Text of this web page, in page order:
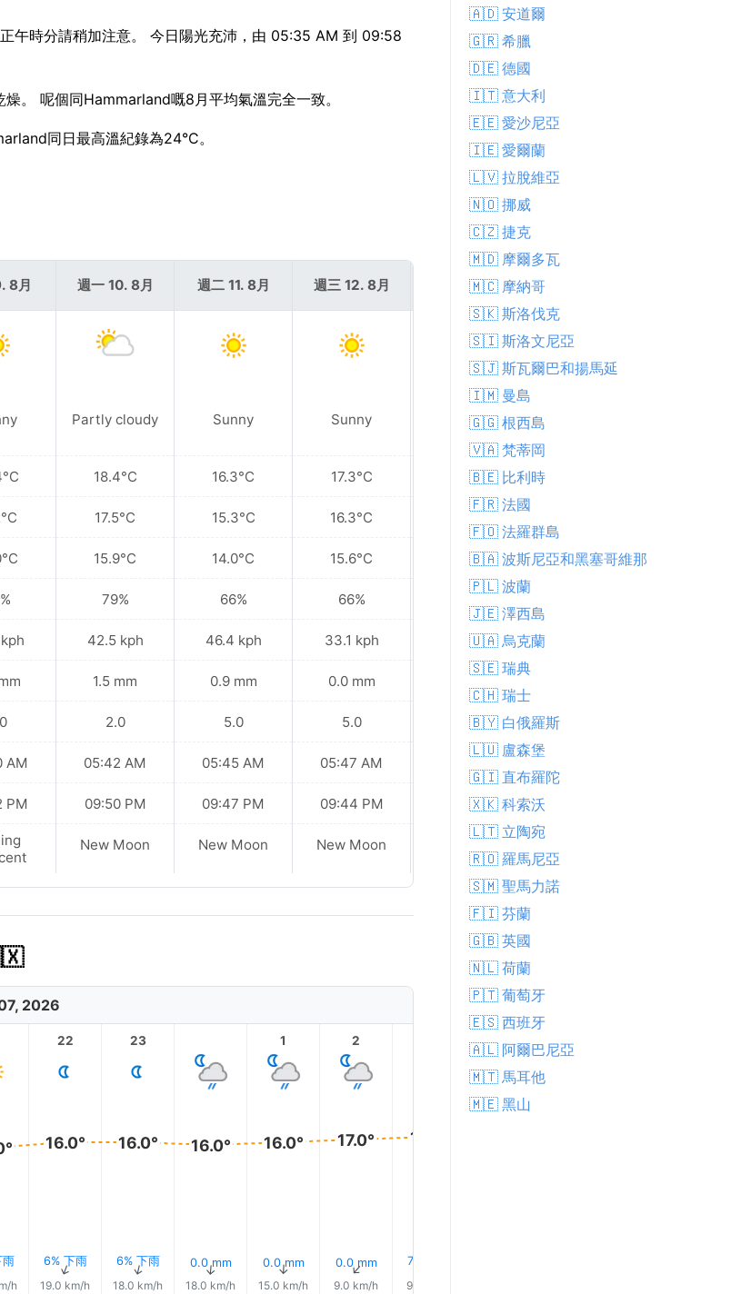
時分請稍加注意。 今日陽光充沛，由 05:35 AM 到 09:58
。 呢個同Hammarland嘅8月平均氣溫完全一致。
同日最高溫紀錄為24°C。
8月
AM
PM
週一 10. 8月
Partly cloudy
18.4°C
17.5°C
15.9°C
79%
42.5 kph
1.5 mm
2.0
05:42 AM
09:50 PM
New Moon
週二 11. 8月
Sunny
16.3°C
15.3°C
14.0°C
66%
46.4 kph
0.9 mm
5.0
05:45 AM
09:47 PM
New Moon
週三 12. 8月
Sunny
17.3°C
16.3°C
15.6°C
66%
33.1 kph
0.0 mm
5.0
05:47 AM
09:44 PM
New Moon
週四 13. 8月
Sunny
19.0°C
17.3°C
16.3°C
81%
30.2 kph
0.4 mm
5.0
05:49 AM
09:41 PM
2026
雨
h
22
16.0°
6% 下雨
↑
19.0 km/h
23
16.0°
6% 下雨
↑
18.0 km/h
16.0°
0.0 mm
↑
18.0 km/h
1
16.0°
0.0 mm
↑
15.0 km/h
2
17.0°
0.0 mm
↑
9.0 km/h
17.0°
7% 下雨
9.0 km/h
4 5
🇦🇩 安道爾
🇬🇷 希臘
🇩🇪 德國
🇮🇹 意大利
🇪🇪 愛沙尼亞
🇮🇪 愛爾蘭
🇱🇻 拉脫維亞
🇳🇴 挪威
🇨🇿 捷克
🇲🇩 摩爾多瓦
🇲🇨 摩納哥
🇸🇰 斯洛伐克
🇸🇮 斯洛文尼亞
🇸🇯 斯瓦爾巴和揚馬延
🇮🇲 曼島
🇬🇬 根西島
🇻🇦 梵蒂岡
🇧🇪 比利時
🇫🇷 法國
🇫🇴 法羅群島
🇧🇦 波斯尼亞和黑塞哥維那
🇵🇱 波蘭
🇯🇪 澤西島
🇺🇦 烏克蘭
🇸🇪 瑞典
🇨🇭 瑞士
🇧🇾 白俄羅斯
🇱🇺 盧森堡
🇬🇮 直布羅陀
🇽🇰 科索沃
🇱🇹 立陶宛
🇷🇴 羅馬尼亞
🇸🇲 聖馬力諾
🇫🇮 芬蘭
🇬🇧 英國
🇳🇱 荷蘭
🇵🇹 葡萄牙
🇪🇸 西班牙
🇦🇱 阿爾巴尼亞
🇲🇹 馬耳他
🇲🇪 黑山